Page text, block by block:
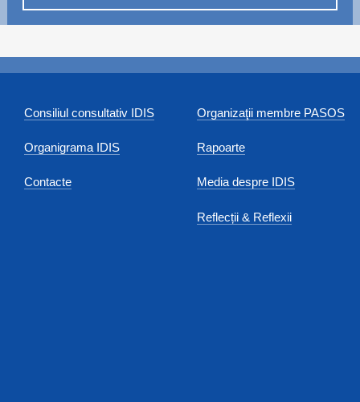
Consiliul consultativ IDIS
Organigrama IDIS
Contacte
Organizaţii membre PASOS
Rapoarte
Media despre IDIS
Reflecții & Reflexii